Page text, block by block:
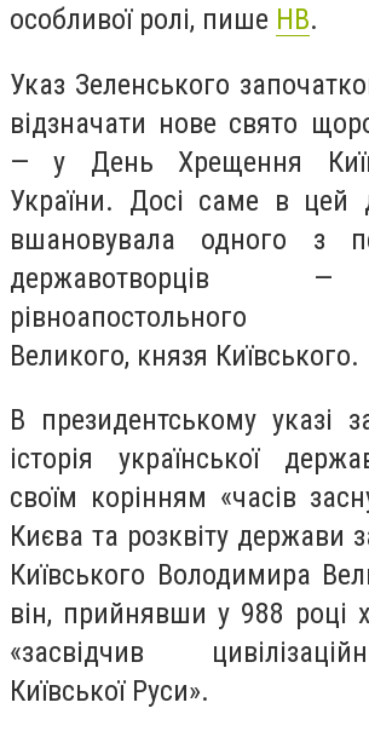
особливої ролі, пише НВ.
Указ Зеленського
відзначати нове свято
— у День Хрещення
України. Досі саме в цей
вшановувала одного з
державотворців
рівноапостольного
Великого, князя Київського.
В президентському указі
історія української
своїм корінням «часів
Києва та розквіту держави
Київського Володимира
він, прийнявши у 988 році
«засвідчив
Київської Руси».